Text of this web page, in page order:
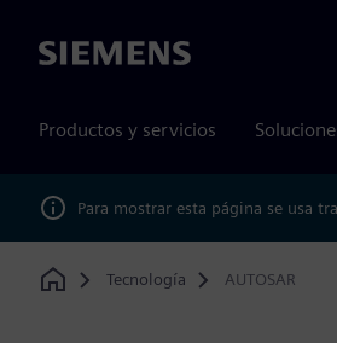
Siemens
Productos y servicios
Para mostrar esta página se usa
Home
Tecnología AUTOSAR